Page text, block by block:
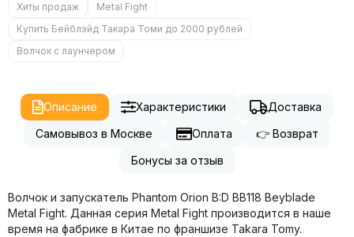
Хиты продаж
Metal Fight
Купить Бейблэйд Такара Томи до 2000 рублей
Волчок с лаунчером
Описание Характеристики
Доставка
Самовывоз в Москве
Оплата
👉 Возврат
Бонусы за отзыв
Волчок и запускатель Phantom Orion B:D BB118 Beyblade
Metal Fight. Данная серия Metal Fight производится в наше
время на фабрике в Китае по франшизе Takara Tomy.